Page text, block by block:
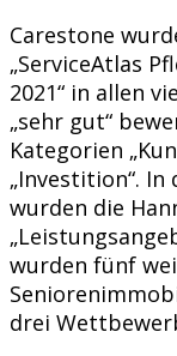
Carestone
„ServiceAtlas
2021“ in allen
„sehr gut“
Kategorien
„Investition“.
wurden die
wurden fünf
drei